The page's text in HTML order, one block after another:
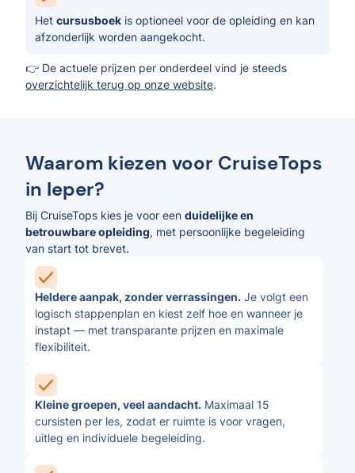
Het cursusboek is optioneel voor de opleiding en kan
afzonderlijk worden aangekocht.
👉 De actuele prijzen per onderdeel vind je steeds
overzichtelijk terug op onze website.
Waarom kiezen voor CruiseTops
in Ieper?
Bij CruiseTops kies je voor een duidelijke en
betrouwbare opleiding, met persoonlijke begeleiding
van start tot brevet.
Heldere aanpak, zonder verrassingen. Je volgt een
logisch stappenplan en kiest zelf hoe en wanneer je
instapt — met transparante prijzen en maximale
flexibiliteit.
Kleine groepen, veel aandacht. Maximaal 15
cursisten per les, zodat er ruimte is voor vragen,
uitleg en individuele begeleiding.